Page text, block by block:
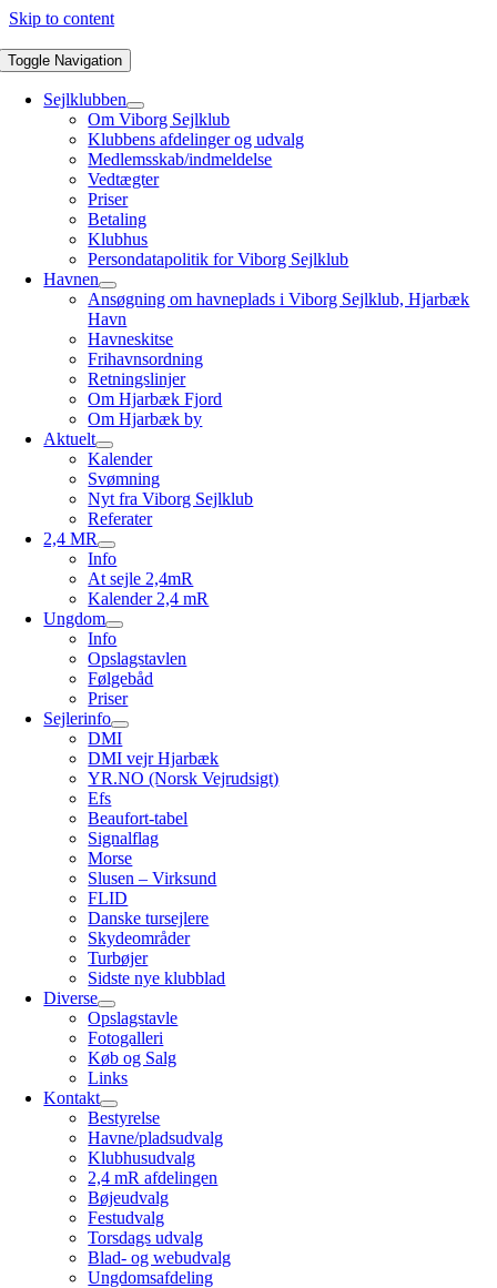
Skip to content
Toggle Navigation
Sejlklubben
Om Viborg Sejlklub
Klubbens afdelinger og udvalg
Medlemsskab/indmeldelse
Vedtægter
Priser
Betaling
Klubhus
Persondatapolitik for Viborg Sejlklub
Havnen
Ansøgning om havneplads i Viborg Sejlklub, Hjarbæk
Havn
Havneskitse
Frihavnsordning
Retningslinjer
Om Hjarbæk Fjord
Om Hjarbæk by
Aktuelt
Kalender
Svømning
Nyt fra Viborg Sejlklub
Referater
2,4 MR
Info
At sejle 2,4mR
Kalender 2,4 mR
Ungdom
Info
Opslagstavlen
Følgebåd
Priser
Sejlerinfo
DMI
DMI vejr Hjarbæk
YR.NO (Norsk Vejrudsigt)
Efs
Beaufort-tabel
Signalflag
Morse
Slusen – Virksund
FLID
Danske tursejlere
Skydeområder
Turbøjer
Sidste nye klubblad
Diverse
Opslagstavle
Fotogalleri
Køb og Salg
Links
Kontakt
Bestyrelse
Havne/pladsudvalg
Klubhusudvalg
2,4 mR afdelingen
Bøjeudvalg
Festudvalg
Torsdags udvalg
Blad- og webudvalg
Ungdomsafdeling